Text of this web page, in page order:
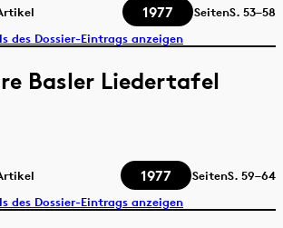
1977 SeitenS. 53–58
des Dossier-Eintrags anzeigen
Basler Liedertafel
1977 SeitenS. 59–64
des Dossier-Eintrags anzeigen